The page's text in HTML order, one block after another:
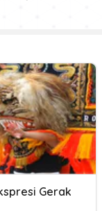
Gerak